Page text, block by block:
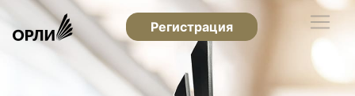
Регистрация